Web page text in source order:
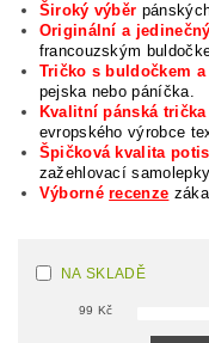
Široký výběr
Originální a
francouzským
Tričko s buldočkem a
pejska nebo páníčka.
Kvalitní pánská
evropského výrobce
Špičková kvalita
zažehlovací
Výbornérecenze
NA SKLADĚ
99 Kč